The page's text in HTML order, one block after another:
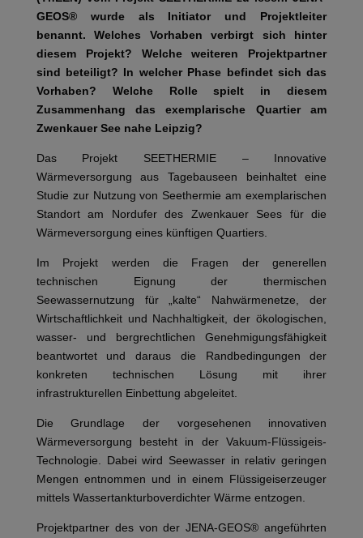
GEOS® wurde als Initiator und Projektleiter
benannt.Welches Vorhaben verbirgt sich hinter
diesem Projekt? Welche weiteren Projektpartner
sind beteiligt? In welcher Phase befindet sich das
Vorhaben? Welche Rolle spielt in diesem
Zusammenhang das exemplarische Quartier am
Zwenkauer See nahe Leipzig?
Das Projekt SEETHERMIE – Innovative
Wärmeversorgung aus Tagebauseen beinhaltet eine
Studie zur Nutzung von Seethermie am exemplarischen
Standort am Nordufer des Zwenkauer Sees für die
Wärmeversorgung eines künftigen Quartiers.
Im Projekt werden die Fragen der generellen
technischen Eignung der thermischen
Seewassernutzung für „kalte“ Nahwärmenetze, der
Wirtschaftlichkeit und Nachhaltigkeit, der ökologischen,
wasser- und bergrechtlichen Genehmigungsfähigkeit
beantwortet und daraus die Randbedingungen der
konkreten technischen Lösung mit ihrer
infrastrukturellen Einbettung abgeleitet.
Die Grundlage der vorgesehenen innovativen
Wärmeversorgung besteht in der Vakuum-Flüssigeis-
Technologie. Dabei wird Seewasser in relativ geringen
Mengen entnommen und in einem Flüssigeiserzeuger
mittels Wassertankturboverdichter Wärme entzogen.
Projektpartner des von der JENA-GEOS® angeführten